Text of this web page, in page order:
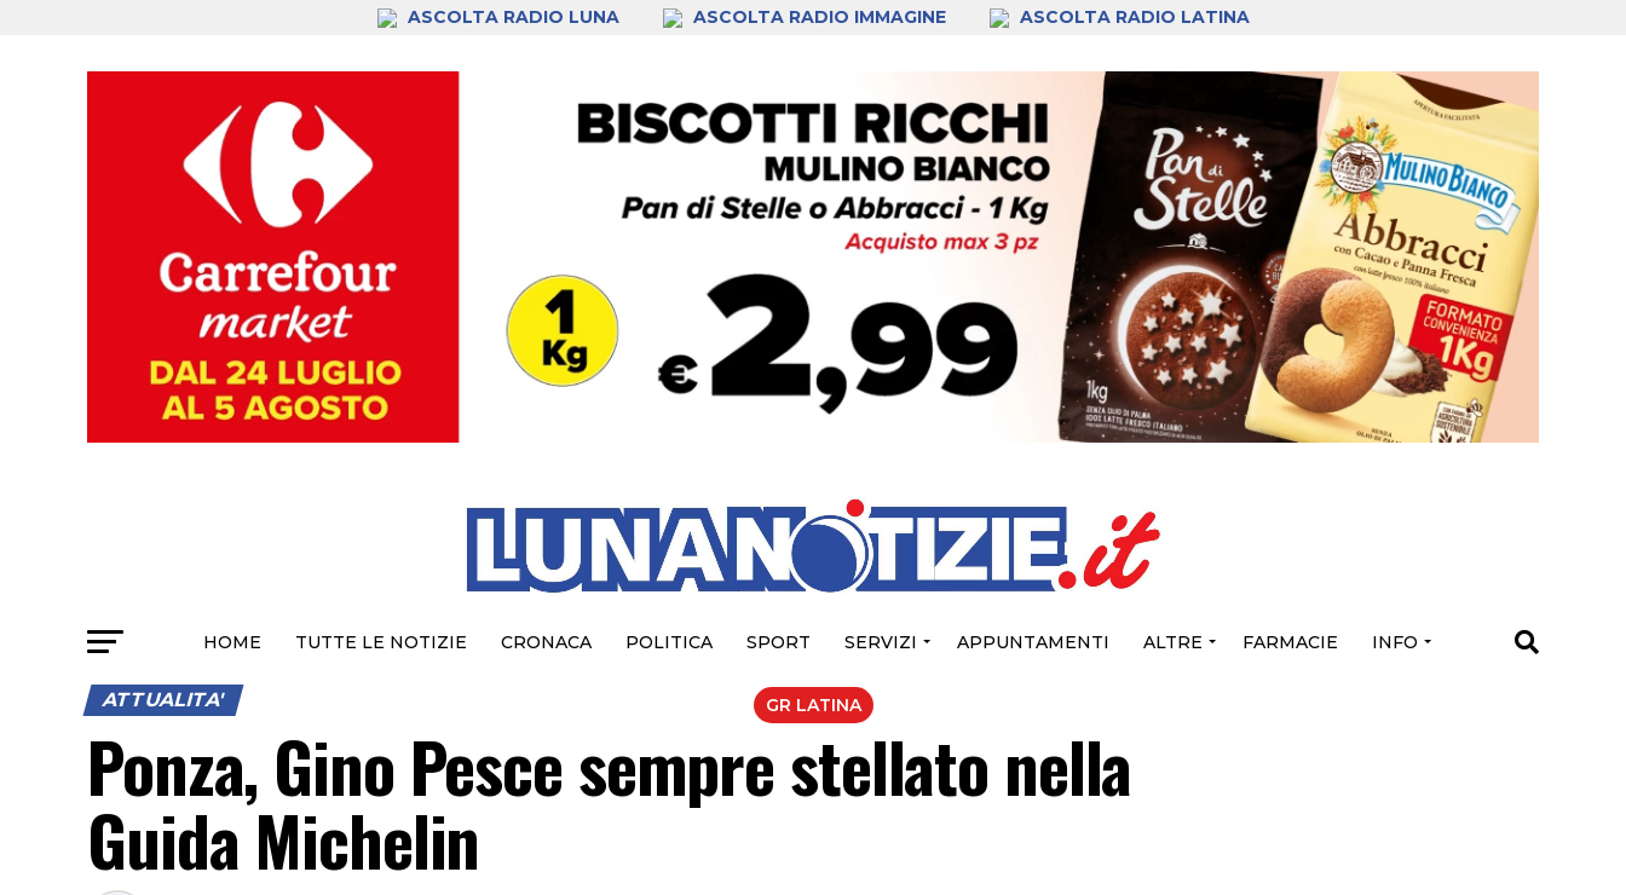
ASCOLTA RADIO LUNA ASCOLTA RADIO IMMAGINE ASCOLTA RADIO LATINA
HOME TUTTE LE NOTIZIE CRONACA POLITICA SPORT SERVIZI APPUNTAMENTI ALTRE FARMACIE INFO
GR LATINA
ATTUALITA'
Ponza, Gino Pesce sempre stellato nella
Guida Michelin